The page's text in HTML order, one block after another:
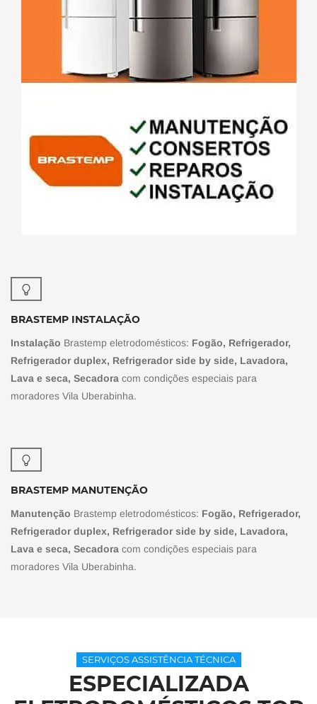
BRASTEMP INSTALAÇÃO
Instalação Brastemp eletrodomésticos: Fogão, Refrigerador,
Refrigerador duplex, Refrigerador side by side, Lavadora,
Lava e seca, Secadora com condições especiais para
moradores Vila Uberabinha.
BRASTEMP MANUTENÇÃO
Manutenção Brastemp eletrodomésticos: Fogão, Refrigerador,
Refrigerador duplex, Refrigerador side by side, Lavadora,
Lava e seca, Secadora com condições especiais para
moradores Vila Uberabinha.
SERVIÇOS ASSISTÊNCIA TÉCNICA
ESPECIALIZADA